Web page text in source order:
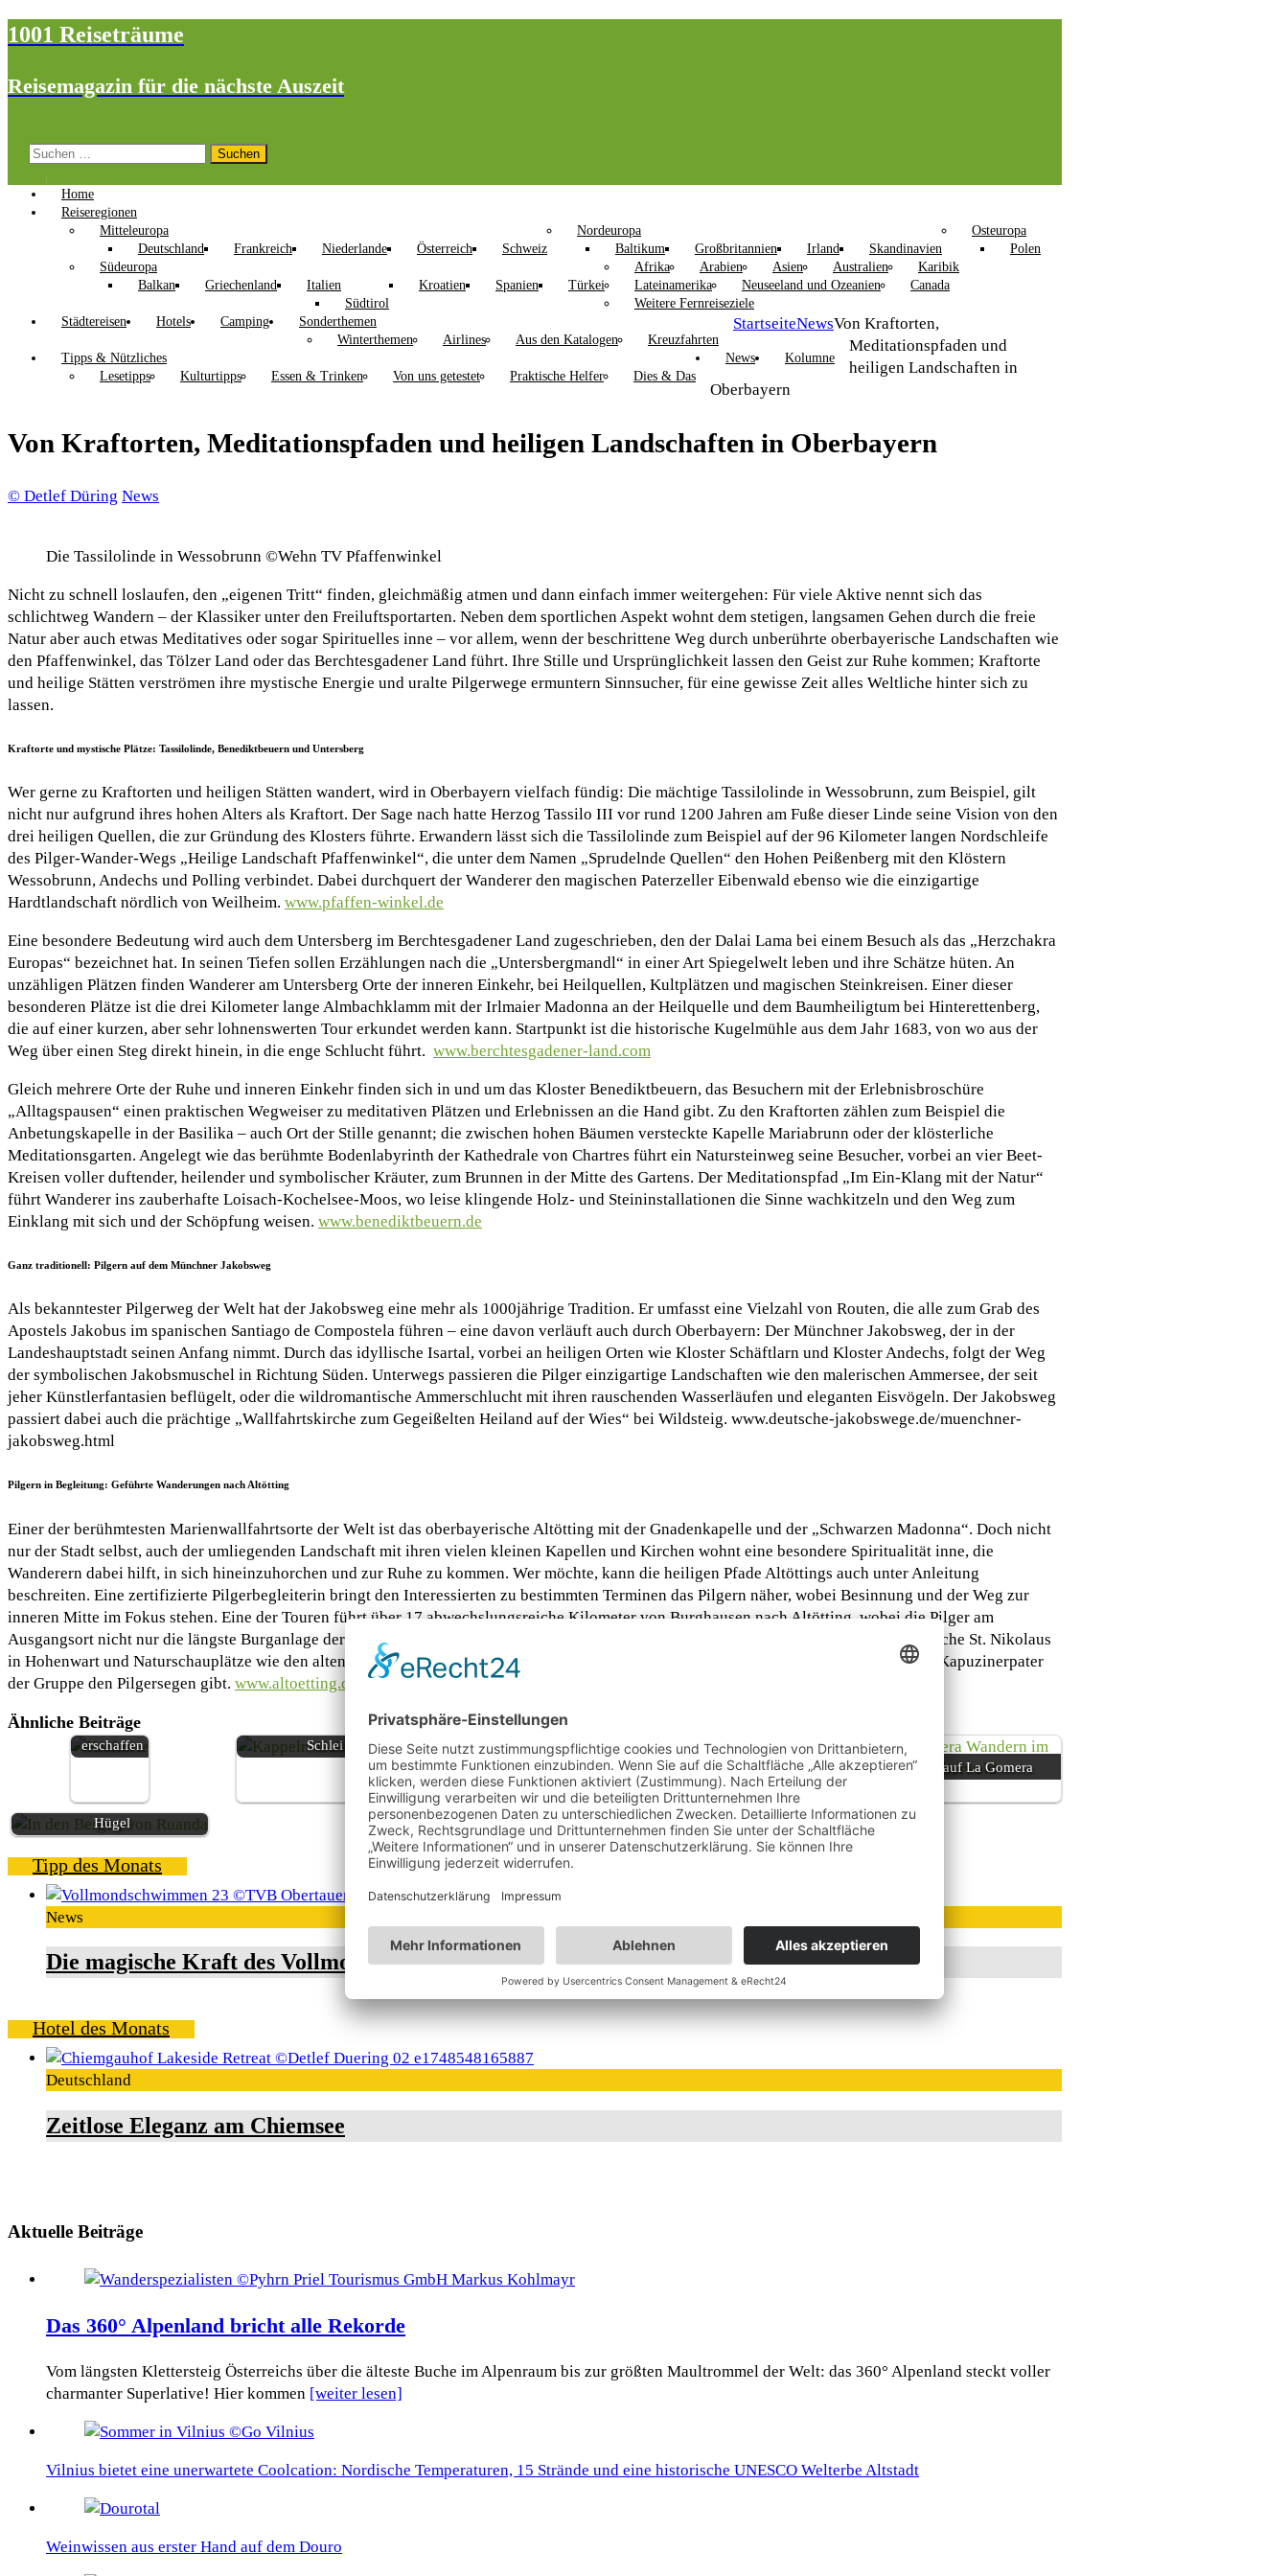
1001 Reiseträume
Reisemagazin für die nächste Auszeit
Suchen
Home
Reiseregionen
Mitteleuropa
Deutschland
Frankreich Niederlande Österreich Schweiz
Nordeuropa
Baltikum
Großbritannien Irland Skandinavien
Osteuropa
Polen
Südeuropa
Balkan
Griechenland
Italien
Südtirol
Kroatien Spanien Türkei
Afrika Arabien Asien Australien
Karibik
Lateinamerika
Neuseeland und Ozeanien
Canada
Weitere Fernreiseziele
Städtereisen
Hotels Camping
Sonderthemen
Winterthemen
Airlines Aus den Katalogen
Kreuzfahrten
Tipps & Nützliches
Lesetipps
Kulturtipps Essen & Trinken Von uns getestet Praktische Helfer Dies & Das
News Kolumne
StartseiteNewsVon Kraftorten,
Meditationspfaden und
heiligen Landschaften in
Oberbayern
Von Kraftorten, Meditationspfaden und heiligen Landschaften in Oberbayern
© Detlef Düring News
Die Tassilolinde in Wessobrunn ©Wehn TV Pfaffenwinkel
Nicht zu schnell loslaufen, den „eigenen Tritt“ finden, gleichmäßig atmen und dann einfach immer weitergehen: Für viele Aktive nennt sich das
schlichtweg Wandern – der Klassiker unter den Freiluftsportarten. Neben dem sportlichen Aspekt wohnt dem stetigen, langsamen Gehen durch die freie
Natur aber auch etwas Meditatives oder sogar Spirituelles inne – vor allem, wenn der beschrittene Weg durch unberührte oberbayerische Landschaften wie
den Pfaffenwinkel, das Tölzer Land oder das Berchtesgadener Land führt. Ihre Stille und Ursprünglichkeit lassen den Geist zur Ruhe kommen; Kraftorte
und heilige Stätten verströmen ihre mystische Energie und uralte Pilgerwege ermuntern Sinnsucher, für eine gewisse Zeit alles Weltliche hinter sich zu
lassen.
Kraftorte und mystische Plätze: Tassilolinde, Benediktbeuern und Untersberg
Wer gerne zu Kraftorten und heiligen Stätten wandert, wird in Oberbayern vielfach fündig: Die mächtige Tassilolinde in Wessobrunn, zum Beispiel, gilt
nicht nur aufgrund ihres hohen Alters als Kraftort. Der Sage nach hatte Herzog Tassilo III vor rund 1200 Jahren am Fuße dieser Linde seine Vision von den
drei heiligen Quellen, die zur Gründung des Klosters führte. Erwandern lässt sich die Tassilolinde zum Beispiel auf der 96 Kilometer langen Nordschleife
des Pilger-Wander-Wegs „Heilige Landschaft Pfaffenwinkel“, die unter dem Namen „Sprudelnde Quellen“ den Hohen Peißenberg mit den Klöstern
Wessobrunn, Andechs und Polling verbindet. Dabei durchquert der Wanderer den magischen Paterzeller Eibenwald ebenso wie die einzigartige
Hardtlandschaft nördlich von Weilheim. www.pfaffen-winkel.de
Eine besondere Bedeutung wird auch dem Untersberg im Berchtesgadener Land zugeschrieben, den der Dalai Lama bei einem Besuch als das „Herzchakra
Europas“ bezeichnet hat. In seinen Tiefen sollen Erzählungen nach die „Untersbergmandl“ in einer Art Spiegelwelt leben und ihre Schätze hüten. An
unzähligen Plätzen finden Wanderer am Untersberg Orte der inneren Einkehr, bei Heilquellen, Kultplätzen und magischen Steinkreisen. Einer dieser
besonderen Plätze ist die drei Kilometer lange Almbachklamm mit der Irlmaier Madonna an der Heilquelle und dem Baumheiligtum bei Hinterettenberg,
die auf einer kurzen, aber sehr lohnenswerten Tour erkundet werden kann. Startpunkt ist die historische Kugelmühle aus dem Jahr 1683, von wo aus der
Weg über einen Steg direkt hinein, in die enge Schlucht führt. www.berchtesgadener-land.com
Gleich mehrere Orte der Ruhe und inneren Einkehr finden sich in und um das Kloster Benediktbeuern, das Besuchern mit der Erlebnisbroschüre
„Alltagspausen“ einen praktischen Wegweiser zu meditativen Plätzen und Erlebnissen an die Hand gibt. Zu den Kraftorten zählen zum Beispiel die
Anbetungskapelle in der Basilika – auch Ort der Stille genannt; die zwischen hohen Bäumen versteckte Kapelle Mariabrunn oder der klösterliche
Meditationsgarten. Angelegt wie das berühmte Bodenlabyrinth der Kathedrale von Chartres führt ein Natursteinweg seine Besucher, vorbei an vier Beet-
Kreisen voller duftender, heilender und symbolischer Kräuter, zum Brunnen in der Mitte des Gartens. Der Meditationspfad „Im Ein-Klang mit der Natur“
führt Wanderer ins zauberhafte Loisach-Kochelsee-Moos, wo leise klingende Holz- und Steininstallationen die Sinne wachkitzeln und den Weg zum
Einklang mit sich und der Schöpfung weisen. www.benediktbeuern.de
Ganz traditionell: Pilgern auf dem Münchner Jakobsweg
Als bekanntester Pilgerweg der Welt hat der Jakobsweg eine mehr als 1000jährige Tradition. Er umfasst eine Vielzahl von Routen, die alle zum Grab des
Apostels Jakobus im spanischen Santiago de Compostela führen – eine davon verläuft auch durch Oberbayern: Der Münchner Jakobsweg, der in der
Landeshauptstadt seinen Anfang nimmt. Durch das idyllische Isartal, vorbei an heiligen Orten wie Kloster Schäftlarn und Kloster Andechs, folgt der Weg
der symbolischen Jakobsmuschel in Richtung Süden. Unterwegs passieren die Pilger einzigartige Landschaften wie den malerischen Ammersee, der seit
jeher Künstlerfantasien beflügelt, oder die wildromantische Ammerschlucht mit ihren rauschenden Wasserläufen und eleganten Eisvögeln. Der Jakobsweg
passiert dabei auch die prächtige „Wallfahrtskirche zum Gegeißelten Heiland auf der Wies“ bei Wildsteig. www.deutsche-jakobswege.de/muenchner-
jakobsweg.html
Pilgern in Begleitung: Geführte Wanderungen nach Altötting
Einer der berühmtesten Marienwallfahrtsorte der Welt ist das oberbayerische Altötting mit der Gnadenkapelle und der „Schwarzen Madonna“. Doch nicht
nur der Stadt selbst, auch der umliegenden Landschaft mit ihren vielen kleinen Kapellen und Kirchen wohnt eine besondere Spiritualität inne, die
Wanderern dabei hilft, in sich hineinzuhorchen und zur Ruhe zu kommen. Wer möchte, kann die heiligen Pfade Altöttings auch unter Anleitung
beschreiten. Eine zertifizierte Pilgerbegleiterin bringt den Interessierten zu bestimmten Terminen das Pilgern näher, wobei Besinnung und der Weg zur
inneren Mitte im Fokus stehen. Eine der Touren führt über 17 abwechslungsreiche Kilometer von Burghausen nach Altötting, wobei die Pilger am
Ausgangsort nicht nur die längste Burganlage der Welt kennenlernen; sie passieren auch heilige Stätten, wie die spätgotische Tuffsteinkirche St. Nikolaus
in Hohenwart und Naturschauplätze wie den alten Staatsforst. Endpunkt der Wanderung ist der berühmte Kapellplatz in Altötting, wo ein Kapuzinerpater
der Gruppe den Pilgersegen gibt. www.altoetting.de
Ähnliche Beiträge
Kraftorte –
Von Mensch
und Natur
Ewigkeit
erschaffen
rund um Kappeln an der
Schlei
Kraftorte im Schweizer Jura und
Drei-Seen-Land
Neue Anreize für verlängerte
Aufenthalte auf Gozo
Auszeit auf La Gomera
Ruanda, das Land der tausend
Hügel
Tipp des Monats
News
Die magische Kraft des Vollmondschwimmens im Bergsee
Hotel des Monats
Deutschland
Zeitlose Eleganz am Chiemsee
Aktuelle Beiträge
Das 360° Alpenland bricht alle Rekorde
Vom längsten Klettersteig Österreichs über die älteste Buche im Alpenraum bis zur größten Maultrommel der Welt: das 360° Alpenland steckt voller
charmanter Superlative! Hier kommen [weiter lesen]
Vilnius bietet eine unerwartete Coolcation: Nordische Temperaturen, 15 Strände und eine historische UNESCO Welterbe Altstadt
Weinwissen aus erster Hand auf dem Douro